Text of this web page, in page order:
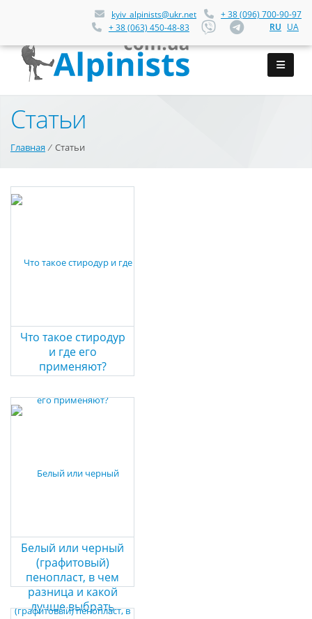
kyiv_alpinists@ukr.net
+ 38 (096) 700-90-97
+ 38 (063) 450-48-83
RU UA
Статьи
Главная ⁄ Статьи
Что такое стиродур
и где его
применяют?
Белый или черный
(графитовый)
пенопласт, в чем
разница и какой
лучше выбрать